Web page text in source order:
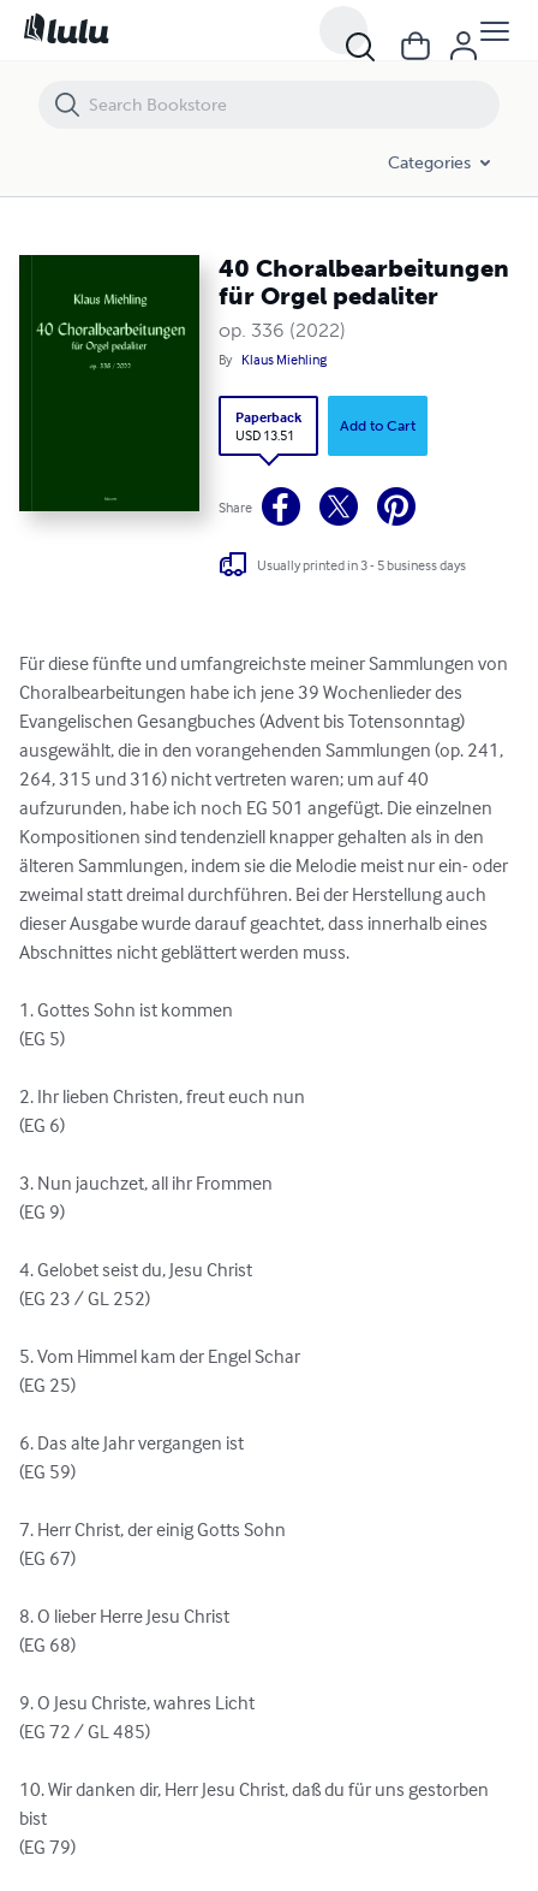
Categories
40 Choralbearbeitungen
für Orgel pedaliter
op. 336 (2022)
By Klaus Miehling
Paperback
USD 13.51
Add to Cart
Share
Usually printed in 3 - 5 business days
Für diese fünfte und umfangreichste meiner Sammlungen von
Choralbearbeitungen habe ich jene 39 Wochenlieder des
Evangelischen Gesangbuches (Advent bis Totensonntag)
ausgewählt, die in den vorangehenden Sammlungen (op. 241,
264, 315 und 316) nicht vertreten waren; um auf 40
aufzurunden, habe ich noch EG 501 angefügt. Die einzelnen
Kompositionen sind tendenziell knapper gehalten als in den
älteren Sammlungen, indem sie die Melodie meist nur ein- oder
zweimal statt dreimal durchführen. Bei der Herstellung auch
dieser Ausgabe wurde darauf geachtet, dass innerhalb eines
Abschnittes nicht geblättert werden muss.
1. Gottes Sohn ist kommen
(EG 5)
2. Ihr lieben Christen, freut euch nun
(EG 6)
3. Nun jauchzet, all ihr Frommen
(EG 9)
4. Gelobet seist du, Jesu Christ
(EG 23 / GL 252)
5. Vom Himmel kam der Engel Schar
(EG 25)
6. Das alte Jahr vergangen ist
(EG 59)
7. Herr Christ, der einig Gotts Sohn
(EG 67)
8. O lieber Herre Jesu Christ
(EG 68)
9. O Jesu Christe, wahres Licht
(EG 72 / GL 485)
10. Wir danken dir, Herr Jesu Christ, daß du für uns gestorben
bist
(EG 79)
40 Choralbearbeitungen für Orgel pedaliter